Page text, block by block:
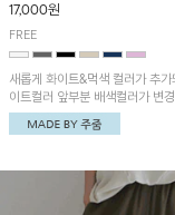
17,000원
FREE
새롭게 화이트&먹색 컬러가 추
이트컬러 앞부분 배색컬러가 변
중앙 린넨배색으로 유니크하면서
턴으로 감각적인 분위기를 연출이